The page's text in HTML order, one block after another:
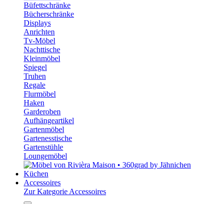
Büfettschränke
Bücherschränke
Displays
Anrichten
Tv-Möbel
Nachttische
Kleinmöbel
Spiegel
Truhen
Regale
Flurmöbel
Haken
Garderoben
Aufhängeartikel
Gartenmöbel
Gartenesstische
Gartenstühle
Loungemöbel
Küchen
Accessoires
Zur Kategorie Accessoires